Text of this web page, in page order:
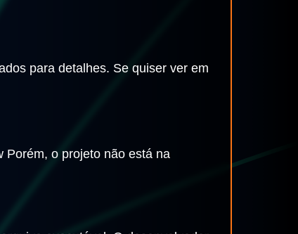
para detalhes. Se quiser ver em
Porém, o projeto não está na